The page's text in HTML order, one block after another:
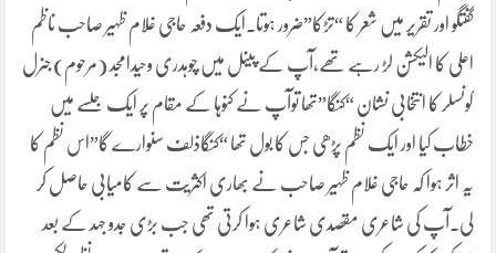
گفتگو اور تقریر میں شعر کا “تڑکا”ضرور ہوتا۔ایک دفعہ حاجی غلام ظہیر صاحب ناظم
اعلی کا الیکشن لڑ رہے تھے،آپ کے پینل میں چوہدری وحیدامجد (مرحوم) جنرل
کونسلر کا انتخابی نشان “کنگا”تھا توآپ نے کنوہا کے مقام پر ایک جلسے میں
خطاب کیا اور ایک نظم پڑھی جس کا بول تھا “کنگاذلف سنوارے گا”اس نظم کا
یہ اثر ہوا کہ حاجی غلام ظہیر صاحب نے بھاری اکثریت سے کامیابی حاصل کر
لی۔آپ کی شاعری مقصدی شاعری ہوا کرتی تھی جب بڑی جدو جہد کے بعد